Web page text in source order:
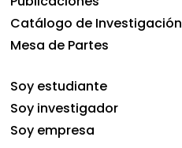
Catálogo de Investigación
Mesa de Partes
Soy estudiante
Soy investigador
Soy empresa